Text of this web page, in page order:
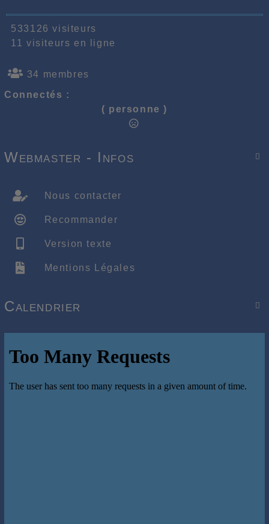
533126 visiteurs
11 visiteurs en ligne
34 membres
Connectés :
( personne )

Webmaster - Infos
Nous contacter
Recommander
Version texte
Mentions Légales

Calendrier